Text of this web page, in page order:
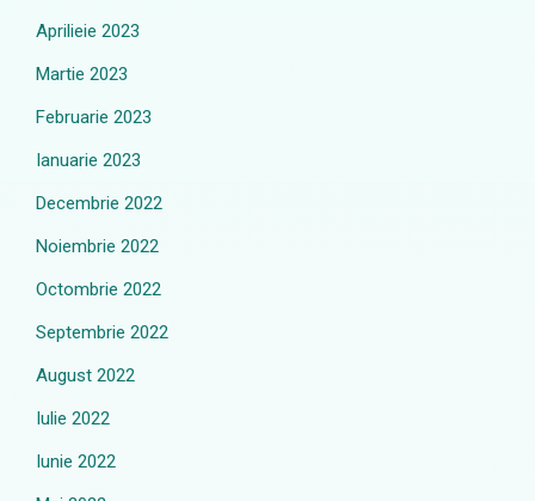
Aprilieie 2023
Martie 2023
Februarie 2023
Ianuarie 2023
Decembrie 2022
Noiembrie 2022
Octombrie 2022
Septembrie 2022
August 2022
Iulie 2022
Iunie 2022